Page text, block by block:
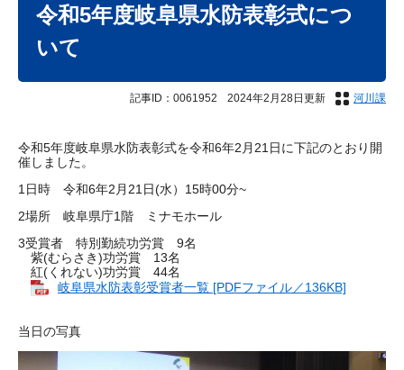
令和5年度岐阜県水防表彰式につ
いて
記事ID：0061952 2024年2月28日更新 河川課
令和5年度岐阜県水防表彰式を令和6年2月21日に下記のとおり開
催しました。
1日時 令和6年2月21日(水）15時00分~
2場所 岐阜県庁1階 ミナモホール
3受賞者 特別勤続功労賞 9名
紫(むらさき)功労賞 13名
紅(くれない)功労賞 44名
岐阜県水防表彰受賞者一覧 [PDFファイル／136KB]
当日の写真